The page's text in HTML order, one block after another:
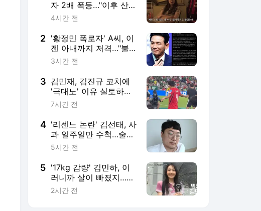
자 2배 폭등…"이후 산
김포 집값은 떨어져" (안
4시간 전
2 '황정민 폭로자' A씨, 이
젠 아내까지 저격…"불
륜이라 추궁해놓고, 이
[엑's 이슈]
3시간 전
3 김민재, 김진규 코치에
'극대노' 이유 실토하다
"안 풀리는 부분 있었
으로 얘기한 것"
7시간 전
4 '리센느 논란' 김선태, 사
과 일주일만 수척…술병
까지 나뒹굴며 "고독하
5시간 전
5 '17kg 감량' 김민하, 이
러니까 살이 빠졌지…먹
방 예능 위해 "저녁 안
2시간 전